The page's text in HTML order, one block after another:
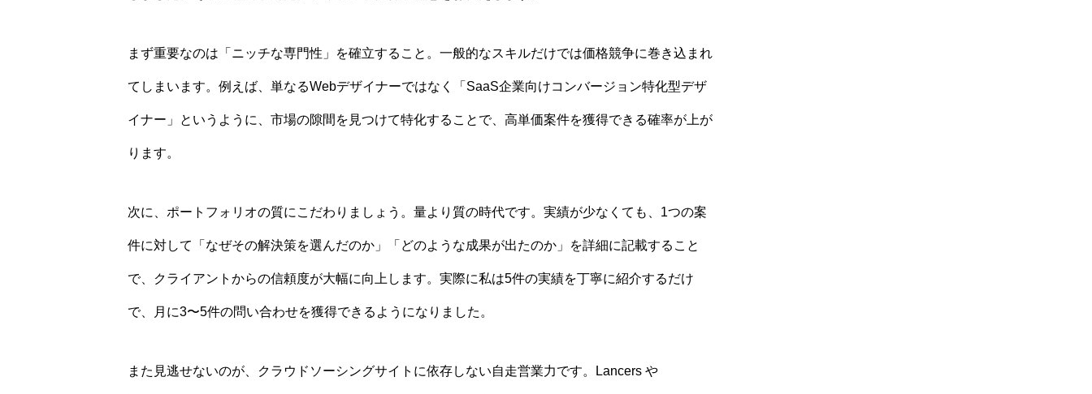
まず重要なのは「ニッチな専門性」を確立すること。一般的なスキルだけでは価格競争に巻き込まれ
てしまいます。例えば、単なるWebデザイナーではなく「SaaS企業向けコンバージョン特化型デザ
イナー」というように、市場の隙間を見つけて特化することで、高単価案件を獲得できる確率が上が
ります。
次に、ポートフォリオの質にこだわりましょう。量より質の時代です。実績が少なくても、1つの案
件に対して「なぜその解決策を選んだのか」「どのような成果が出たのか」を詳細に記載すること
で、クライアントからの信頼度が大幅に向上します。実際に私は5件の実績を丁寧に紹介するだけ
で、月に3〜5件の問い合わせを獲得できるようになりました。
また見逃せないのが、クラウドソーシングサイトに依存しない自走営業力です。Lancers や